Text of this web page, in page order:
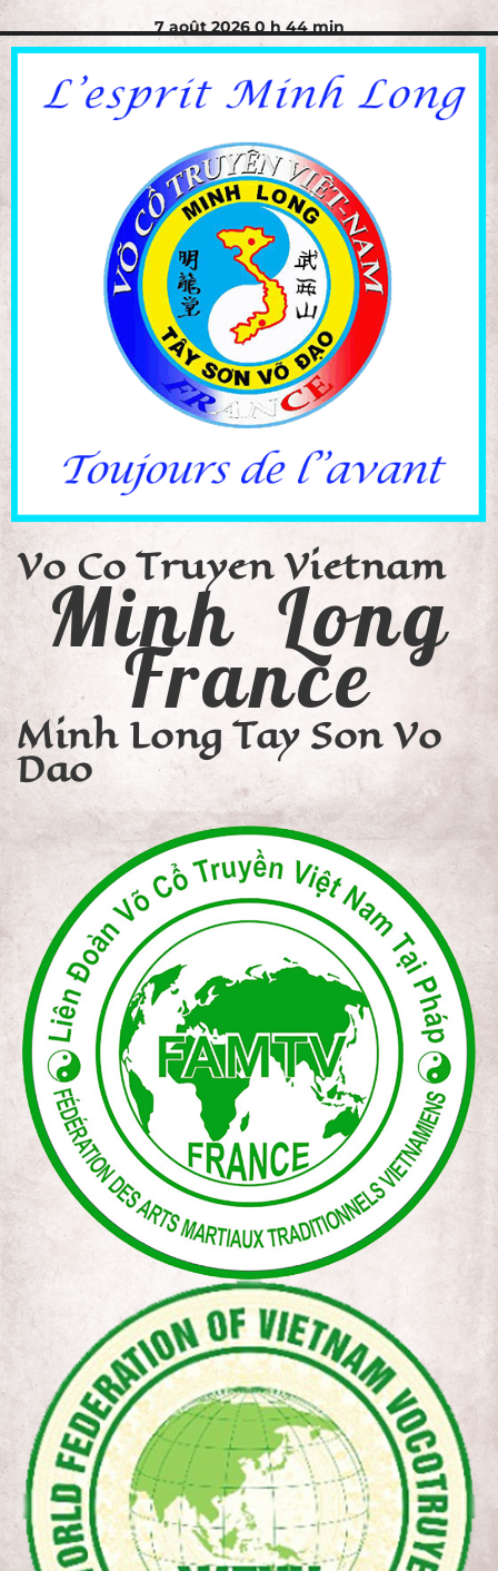
7 août 2026 0 h 44 min
Vo Co Truyen Vietnam
Minh Long
France
Minh Long Tay Son Vo
Dao